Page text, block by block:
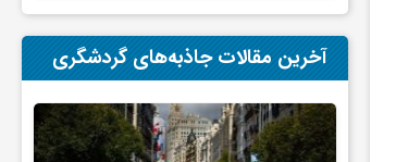
آخرین مقالات جاذبه‌های گردشگری